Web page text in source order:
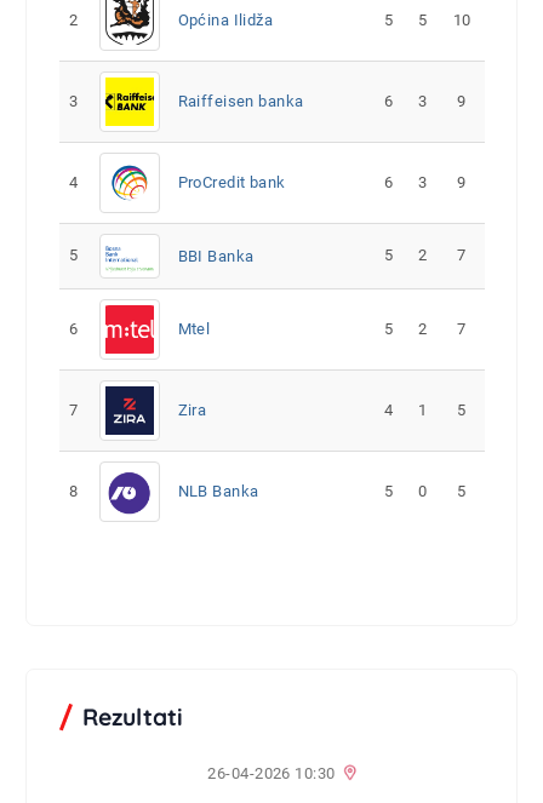
2 Općina Ilidža 5 5 10
3 Raiffeisen banka 6 3 9
4 ProCredit bank 6 3 9
5 BBI Banka 5 2 7
6 Mtel 5 2 7
7 Zira 4 1 5
8 NLB Banka 5 0 5
Rezultati
26-04-2026 10:30